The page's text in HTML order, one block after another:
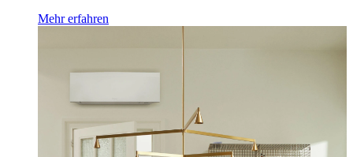
Mehr erfahren